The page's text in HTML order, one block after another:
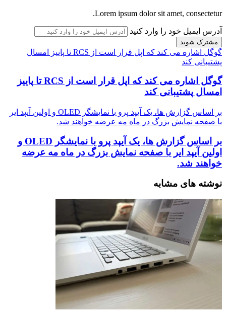
Lorem ipsum dolor sit amet, consectetur.
آدرس ایمیل خود را وارد کنید
گوگل اشاره می کند که اپل قرار است از RCS تا پاییز امسال
پشتیبانی کند
گوگل اشاره می کند که اپل قرار است از RCS تا پاییز
امسال پشتیبانی کند
بر اساس گزارش ها، یک آیپد پرو با نمایشگر OLED و اولین آیپد ایر
با صفحه نمایش بزرگ در ماه مه عرضه خواهند شد.
بر اساس گزارش ها، یک آیپد پرو با نمایشگر OLED و
اولین آیپد ایر با صفحه نمایش بزرگ در ماه مه عرضه
خواهند شد.
نوشته های مشابه